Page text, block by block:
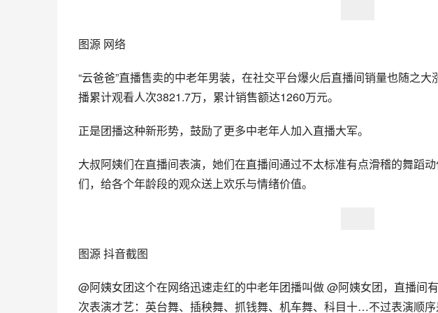
图源 网络
“云爸爸”直播售卖的中老年男装，在社交平台爆火后直播间销量也随之
播累计观看人次3821.7万，累计销售额达1260万元。
正是团播这种新形势，鼓励了更多中老年人加入直播大军。
大叔阿姨们在直播间表演，她们在直播间通过不太标准有点滑稽的舞蹈
们，给各个年龄段的观众送上欢乐与情绪价值。
图源 抖音截图
@阿姨女团这个在网络迅速走红的中老年团播叫做 @阿姨女团，直播间
次表演才艺：英台舞、插秧舞、抓钱舞、机车舞、科目十…不过表演顺